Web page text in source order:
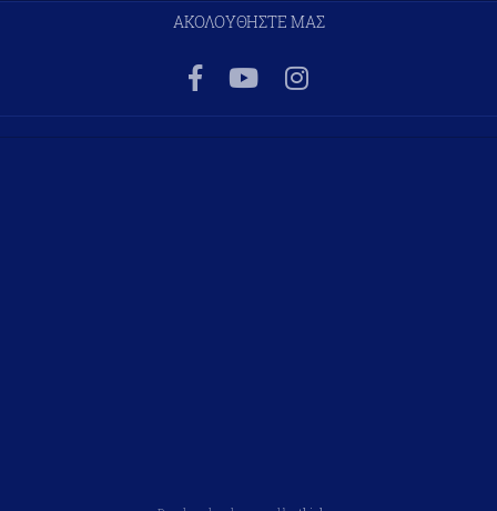
ΑΚΟΛΟΥΘΗΣΤΕ ΜΑΣ